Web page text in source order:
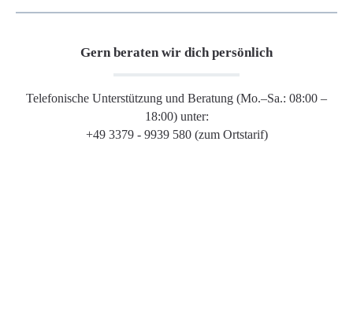
Gern beraten wir dich persönlich
Telefonische Unterstützung und Beratung (Mo.–Sa.: 08:00 –
18:00) unter:
+49 3379 - 9939 580 (zum Ortstarif)